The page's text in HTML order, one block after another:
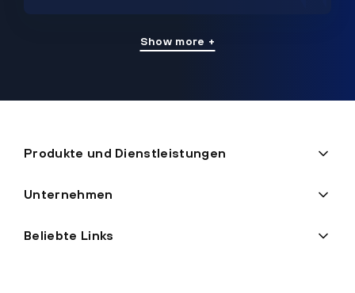
Show more +
Produkte und Dienstleistungen
Unternehmen
Beliebte Links